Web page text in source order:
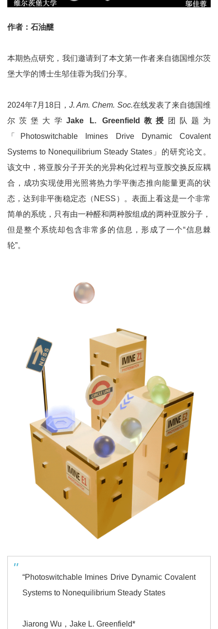
作者： 石油醚
本期热点研究，我们邀请到了本文第一作者来自德国维尔茨
堡大学的博士生邬佳蓉为我们分享。
2024年7月18日，J. Am. Chem. Soc.在线发表了来自德国维
尔茨堡大学 Jake L. Greenfield教授
团队题为
「Photoswitchable Imines Drive Dynamic Covalent
Systems to Nonequilibrium Steady States」的研究论文。
该文中，将亚胺分子开关的光异构化过程与亚胺交换反应耦
合，成功实现使用光照将热力学平衡态推向能量更高的状
态，达到非平衡稳定态（NESS）。表面上看这是一个非常
简单的系统，只有由一种醛和两种胺组成的两种亚胺分子，
但是整个系统却包含非常多的信息，形成了一个“信息棘
轮”。
“Photoswitchable Imines Drive Dynamic Covalent
Systems to Nonequilibrium Steady States
Jiarong Wu，Jake L. Greenfield*